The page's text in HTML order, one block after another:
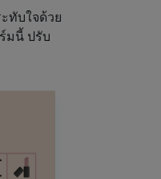
ทับใจด้วย
มนี้ ปรับ